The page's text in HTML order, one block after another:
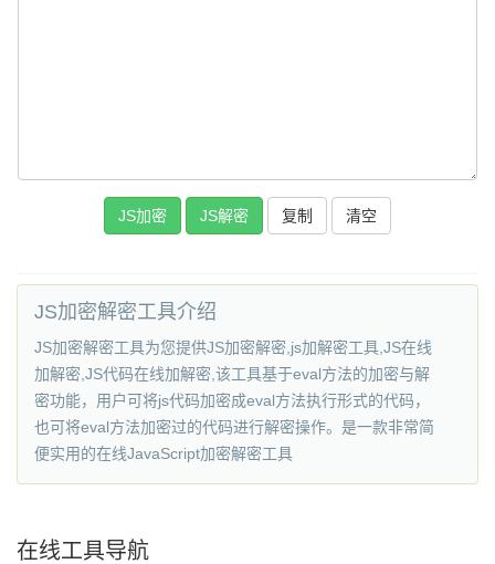
复制
JS加密解密工具介绍
JS加密解密工具为您提供JS加密解密,js加解密工具,JS在线
加解密,JS代码在线加解密,该工具基于eval方法的加密与解
密功能，用户可将js代码加密成eval方法执行形式的代码，
也可将eval方法加密过的代码进行解密操作。是一款非常简
便实用的在线JavaScript加密解密工具
在线工具导航